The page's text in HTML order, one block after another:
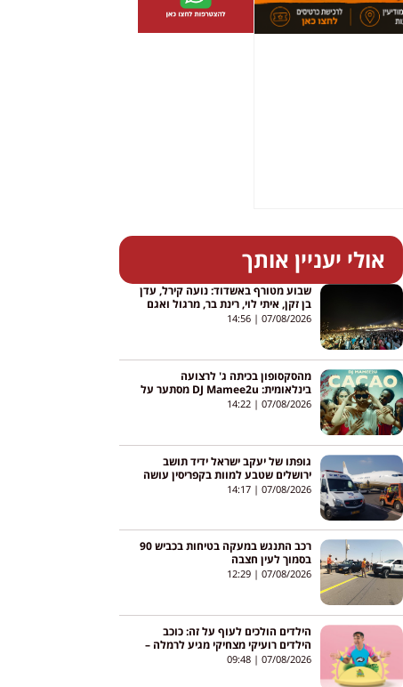
אולי יעניין אותך
שבוע מטורף באשדוד: נועה קירל, עדן
בן זקן, איתי לוי, רינת בר, מרגול ואגם
בוחבוט – והכניסה חופשית
07/08/2026
14:56
מהסקסופון בכיתה ג' לרצועה
בינלאומית: DJ Mamee2u מסתער על
יוטיוב עם שיר חדש
07/08/2026
14:22
גופתו של יעקב ישראל ידיד תושב
ירושלים שטבע למוות בקפריסין עושה
את דרכה לישראל
07/08/2026
14:17
רכב התנגש במעקה בטיחות בכביש 90
בסמוך לעין חצבה
07/08/2026
12:29
הילדים הולכים לעוף על זה: כוכב
הילדים רועיקי מצחיקי מגיע לרמלה –
והכניסה חופשית
07/08/2026
09:48